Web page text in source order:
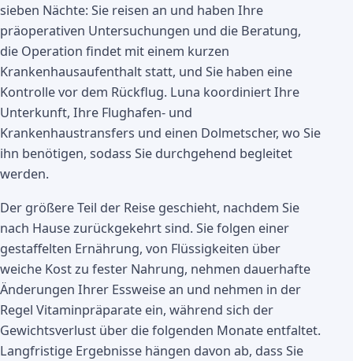
sieben Nächte: Sie reisen an und haben Ihre
präoperativen Untersuchungen und die Beratung,
die Operation findet mit einem kurzen
Krankenhausaufenthalt statt, und Sie haben eine
Kontrolle vor dem Rückflug. Luna koordiniert Ihre
Unterkunft, Ihre Flughafen- und
Krankenhaustransfers und einen Dolmetscher, wo Sie
ihn benötigen, sodass Sie durchgehend begleitet
werden.
Der größere Teil der Reise geschieht, nachdem Sie
nach Hause zurückgekehrt sind. Sie folgen einer
gestaffelten Ernährung, von Flüssigkeiten über
weiche Kost zu fester Nahrung, nehmen dauerhafte
Änderungen Ihrer Essweise an und nehmen in der
Regel Vitaminpräparate ein, während sich der
Gewichtsverlust über die folgenden Monate entfaltet.
Langfristige Ergebnisse hängen davon ab, dass Sie